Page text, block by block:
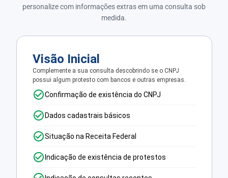
personalize com informações extras em uma consulta sob
medida.
Visão Inicial
Complemente a sua consulta descobrindo se o CNPJ
possui algum protesto com bancos e outras empresas.
Confirmação de existência do CNPJ
Dados cadastrais básicos
Situação na Receita Federal
Indicação de existência de protestos